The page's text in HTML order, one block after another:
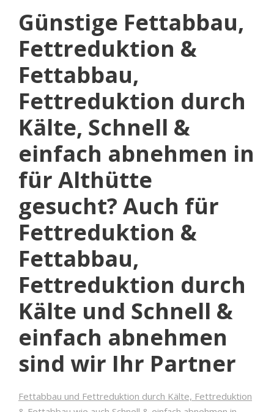
Günstige Fettabbau,
Fettreduktion &
Fettabbau,
Fettreduktion durch
Kälte, Schnell &
einfach abnehmen in
für Althütte
gesucht? Auch für
Fettreduktion &
Fettabbau,
Fettreduktion durch
Kälte und Schnell &
einfach abnehmen
sind wir Ihr Partner
Fettabbau und Fettreduktion durch Kälte, Fettreduktion